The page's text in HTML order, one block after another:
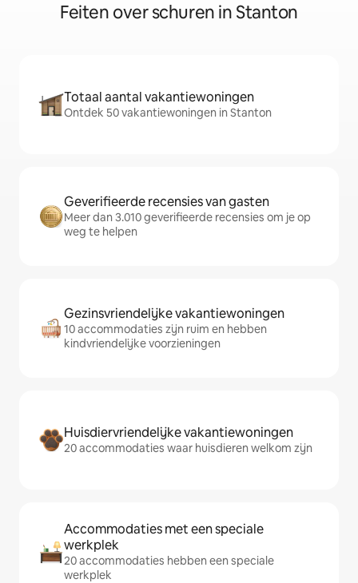
Feiten over schuren in Stanton
Totaal aantal vakantiewoningen
Ontdek 50 vakantiewoningen in Stanton
Geverifieerde recensies van gasten
Meer dan 3.010 geverifieerde recensies om je op
weg te helpen
Gezinsvriendelijke vakantiewoningen
10 accommodaties zijn ruim en hebben
kindvriendelijke voorzieningen
Huisdiervriendelijke vakantiewoningen
20 accommodaties waar huisdieren welkom zijn
Accommodaties met een speciale
werkplek
20 accommodaties hebben een speciale
werkplek